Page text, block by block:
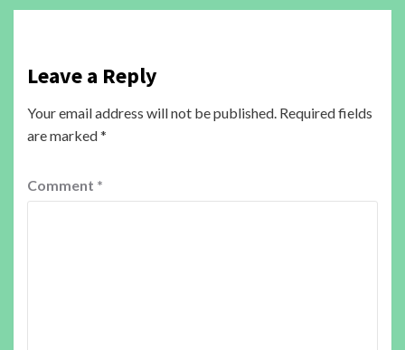
Leave a Reply
Your email address will not be published. Required fields
are marked*
Comment *